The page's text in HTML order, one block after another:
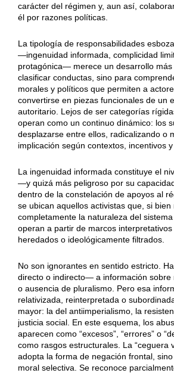
carácter del régimen y, aun así,
él por razones políticas.
La tipología de responsabilidades
—ingenuidad informada, complicidad
protagónica— merece un desarrollo más
clasificar conductas, sino para
morales y políticos que permiten a
convertirse en piezas funcionales de un
autoritario. Lejos de ser categorías
operan como un continuo dinámico: los
desplazarse entre ellos, radicalizando o
implicación según contextos, incentivos y
La ingenuidad informada constituye el
—y quizá más peligroso por su
dentro de la constelación de apoyos al
se ubican aquellos activistas que, si bien
completamente la naturaleza del
operan a partir de marcos interpretativos
heredados o ideológicamente filtrados.
No son ignorantes en sentido estricto.
directo o indirecto— a información sobre
o ausencia de pluralismo. Pero esa
relativizada, reinterpretada o
mayor: la del antiimperialismo, la
justicia social. En este esquema, los
aparecen como “excesos”, “errores” o
como rasgos estructurales. La “ceguera
adopta la forma de negación frontal,
moral selectiva. Se reconoce